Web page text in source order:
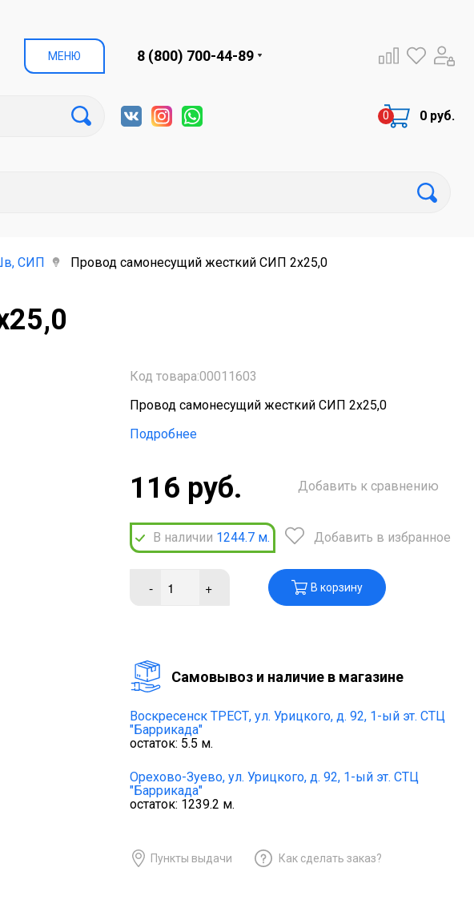
МЕНЮ 8 (800) 700-44-89
0 руб.
СИП Провод самонесущий жесткий СИП 2х25,0
Код товара:00011603
Провод самонесущий жесткий СИП 2х25,0
Подробнее
116 руб.
В наличии 1244.7 м.
Добавить к сравнению
Добавить в избранное
- + В корзину
Cамовывоз и наличие в магазине
Воскресенск ТРЕСТ, ул. Урицкого, д. 92, 1-ый эт. СТЦ
"Баррикада"
остаток: 5.5 м.
Орехово-Зуево, ул. Урицкого, д. 92, 1-ый эт. СТЦ
"Баррикада"
остаток: 1239.2 м.
Пункты выдачи Как сделать заказ?